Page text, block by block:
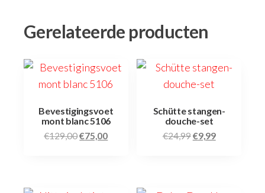
Gerelateerde producten
Bevestigingsvoet
mont blanc 5106
€129,00€75,00
Schütte stangen-
douche-set
€24,99€9,99